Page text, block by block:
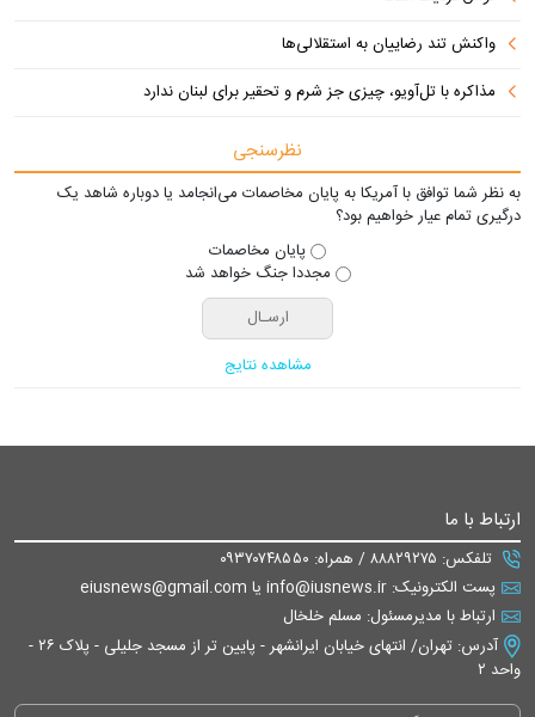
واکنش تند رضاییان به استقلالی‌ها
مذاکره با تل‌آویو، چیزی جز شرم و تحقیر برای لبنان ندارد
نظرسنجی
به نظر شما توافق با آمریکا به پایان مخاصمات می‌انجامد یا دوباره شاهد یک
درگیری تمام عیار خواهیم بود؟
پایان مخاصمات
مجددا جنگ خواهد شد
مشاهده نتایج
ارتباط با ما
تلفکس: ۸۸۸۲۹۲۷۵ / همراه: ۰۹۳۷۰۷۴۸۵۵۰
پست الکترونیک: info@iusnews.ir یا eiusnews@gmail.com
ارتباط با مدیرمسئول: مسلم خلخال
آدرس: تهران/ انتهای خیابان ایرانشهر - پایین تر از مسجد جلیلی - پلاک ۲۶ -
واحد ۲